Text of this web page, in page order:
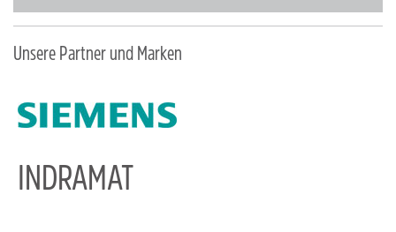
Unsere Partner und Marken
INDRAMAT